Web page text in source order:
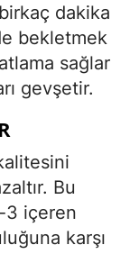
dakika
bekletmek
sağlar
gevşetir.
Bu
3 içeren
karşı